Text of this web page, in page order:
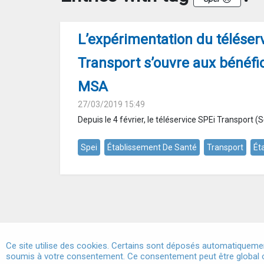
L’expérimentation du
Transport s’ouvre aux
MSA
27/03/2019 15:49
Depuis le 4 février, le téléservice SPEi Transport
Spei Établissement De Santé Transport
Ce site utilise des cookies. Certains sont déposés
soumis à votre consentement. Ce consentement peut être global